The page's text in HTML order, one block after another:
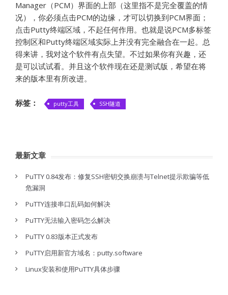
Manager（PCM）界面的上部（这里指不是完全覆盖的情
况），你必须点击PCM的边缘，才可以切换到PCM界面；
点击Putty终端区域，不起任何作用。也就是说PCM多标签
控制区和Putty终端区域实际上并没有完全融合在一起。总
得来讲，我对这个软件有点失望。不过如果你有兴趣，还
是可以试试看。并且这个软件现在还是测试版，希望在将
来的版本里有所改进。
标签： putty工具 SSH隧道
最新文章
PuTTY 0.84发布：修复SSH密钥交换崩溃与Telnet提示欺骗等低
危漏洞
PuTTY连接串口乱码如何解决
PuTTY无法输入密码怎么解决
PuTTY 0.83版本正式发布
PuTTY启用新官方域名：putty.software
Linux安装和使用PuTTY具体步骤